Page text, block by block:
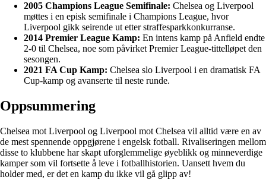
2005 Champions League Semifinale: Chelsea og Liverpool
møttes i en episk semifinale i Champions League, hvor
Liverpool gikk seirende ut etter straffesparkkonkurranse.
2014 Premier League Kamp: En intens kamp på Anfield endte
2-0 til Chelsea, noe som påvirket Premier League-tittelløpet den
sesongen.
2021 FA Cup Kamp: Chelsea slo Liverpool i en dramatisk FA
Cup-kamp og avanserte til neste runde.
Oppsummering
Chelsea mot Liverpool og Liverpool mot Chelsea vil alltid være en av
de mest spennende oppgjørene i engelsk fotball. Rivaliseringen mellom
disse to klubbene har skapt uforglemmelige øyeblikk og minneverdige
kamper som vil fortsette å leve i fotballhistorien. Uansett hvem du
holder med, er det en kamp du ikke vil gå glipp av!